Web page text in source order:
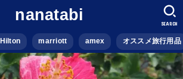
nanatabi
Hilton marriott amex オススメ旅行用品
SEARCH